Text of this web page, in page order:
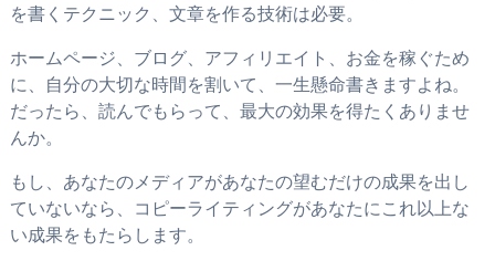
を書くテクニック、文章を作る技術は必要。
ホームページ、ブログ、アフィリエイト、お金を稼ぐため
に、自分の大切な時間を割いて、一生懸命書きますよね。
だったら、読んでもらって、最大の効果を得たくありませ
んか。
もし、あなたのメディアがあなたの望むだけの成果を出し
ていないなら、コピーライティングがあなたにこれ以上な
い成果をもたらします。